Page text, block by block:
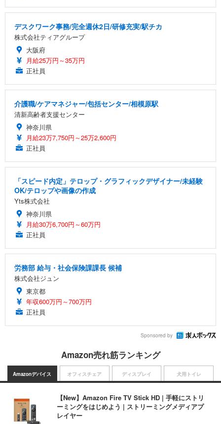
デスクワーク事務/完全週休2日/研修充実/駅チカ
株式会社ティアグループ
大阪府
月給25万円～35万円
正社員
介護職/ケアマネジャー/包括センター/相模原駅
清新高齢者支援センター
神奈川県
月給23万7,750円～25万2,600円
正社員
「スピード内定」テロップ・グラフィックデザイナー/未経験
OK/テロップや画像の作成
Yts株式会社
神奈川県
月給30万6,700円～60万円
正社員
労務部 給与・社会保険課課長 候補
株式会社ジュン
東京都
年収600万円～700万円
正社員
Sponsored by
Amazon売れ筋ランキング
Amazonデバイス
【New】Amazon Fire TV Stick HD | 手軽にストリ
ーミングをはじめよう | ストリーミングメディアプ
レイヤー
オフィスチェア ディスプレイ 犬用トイレ